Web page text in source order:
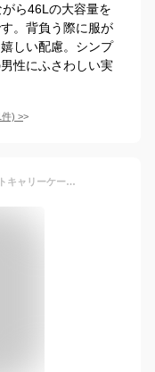
ら46Lの大容量を
。背負う際に服が
しい配慮。シンプ
性にふさわしい実
件) >
キャリーケース リュックキャリー ソフトキャリーケース 大容量 軽量 軽い mサイズ m 3way キャリーバッグ メンズ レディース かわいい おしゃれ シンプル 旅行カバン キャンプ 旅行用 KBN15178